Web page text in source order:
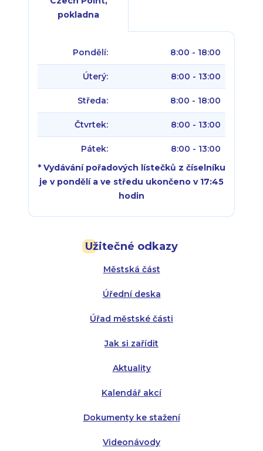
Užitečné odkazy
Městská část
Úřední deska
Úřad městské části
Jak si zařídit
Aktuality
Kalendář akcí
Dokumenty ke stažení
Videonávody
pokladna
Pondělí: 8:00 - 18:00
Úterý: 8:00 - 13:00
Středa: 8:00 - 18:00
Čtvrtek: 8:00 - 13:00
Pátek:
8:00 - 13:00
* Vydávání pořadových lístečků z číselníku
je v pondělí a ve středu ukončeno v 17:45
hodin
Úterý:
Středa:
Čtvrtek:
Pátek:
Úterý:
Středa:
Čtvrtek: